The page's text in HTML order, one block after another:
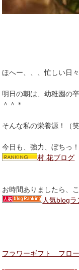
ほへー、、、忙しい日
明日の朝は、幼稚園の
＾＾＊
そんな私の栄養源！（
今日も、強力、ぼちっ
村 花ブログ
お時間ありましたら、
人気blog
フラワーギフト フロ